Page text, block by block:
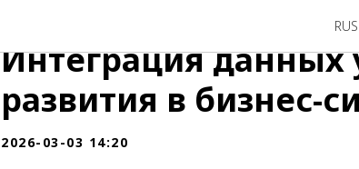
RUS
ESG-отчётность в
Интеграция данных
развития в бизнес-
2026-03-03 14:20